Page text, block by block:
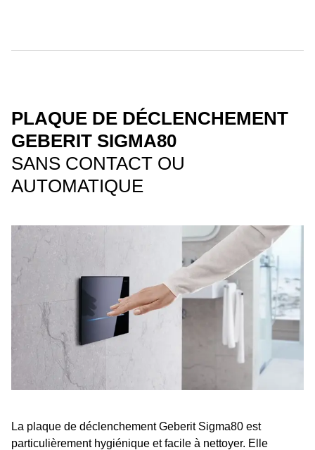
PLAQUE DE DÉCLENCHEMENT
GEBERIT SIGMA80
SANS CONTACT OU
AUTOMATIQUE
La plaque de déclenchement Geberit Sigma80 est
particulièrement hygiénique et facile à nettoyer. Elle